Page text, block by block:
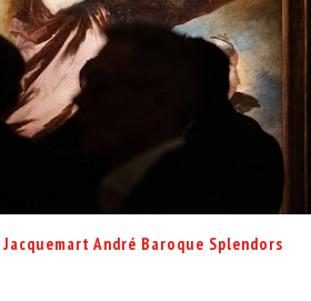
André Baroque Splendors